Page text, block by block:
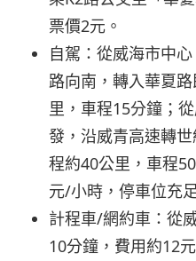
票價2元。
自駕：從威海市中
路向南，轉入華夏
里，車程15分鐘；
發，沿威青高速轉
程約40公里，車程
元/小時，停車位充
計程車/網約車：從
10分鐘，費用約12